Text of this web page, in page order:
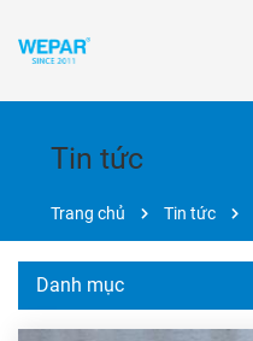
Tin tức
Trang chủ Tin tức
Danh mục